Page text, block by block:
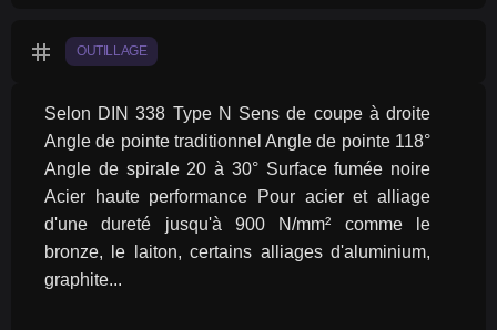
tag OUTILLAGE
Selon DIN 338 Type N Sens de coupe à droite
Angle de pointe traditionnel Angle de pointe 118°
Angle de spirale 20 à 30° Surface fumée noire
Acier haute performance Pour acier et alliage
d'une dureté jusqu'à 900 N/mm² comme le
bronze, le laiton, certains alliages d'aluminium,
graphite...